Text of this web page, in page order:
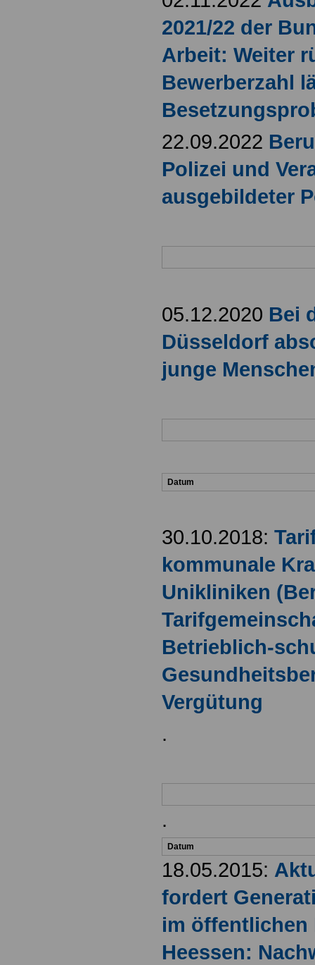
2021/22 der
Arbeit: Weiter
Bewerberzahl
22.09.2022
Polizei und
ausgebildeter
05.12.2020 Bei
Düsseldorf
junge
Datum
30.10.2018:
kommunale
Unikliniken
Betrieblich-
Vergütung
.
.
Datum
18.05.2015:
fordert
im öffentlichen
Heessen: